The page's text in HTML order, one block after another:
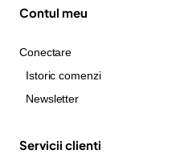
Contul meu
Conectare
Istoric comenzi
Newsletter
Servicii clienti